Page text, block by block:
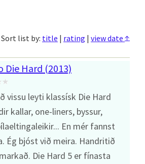
Sort list by: title | rating | view date ↑
Die Hard (2013)
vissu leyti klassísk Die Hard
kallar, one-liners, byssur,
En mér fannst
Ég bjóst við meira. Handritið
Die Hard 5 er fínasta